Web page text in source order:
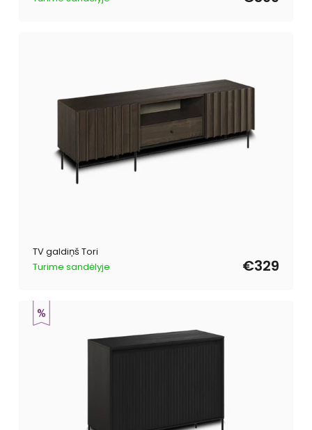
TV galdiņš Tori
Turime sandėlyje
€329